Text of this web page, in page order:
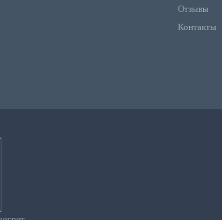
Отзывы
Контакты